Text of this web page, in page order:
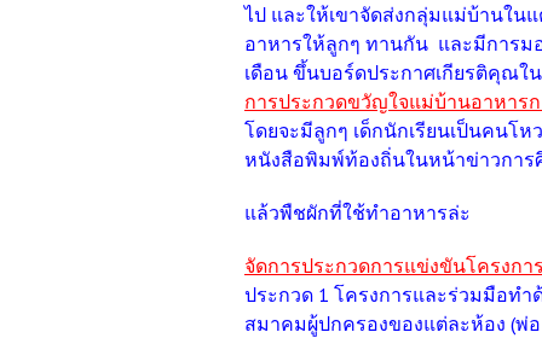
ไป และให้เขาจัดส่งกลุ่มแม่บ้านใน
อาหารให้ลูกๆ ทานกัน และมีการม
เดือน ขึ้นบอร์ดประกาศเกียรติคุณใ
การประกวดขวัญใจแม่บ้านอาหาร
โดยจะมีลูกๆ เด็กนักเรียนเป็นคนโ
หนังสือพิมพ์ท้องถิ่นในหน้าข่าวกา
แล้วพืชผักที่ใช้ทำอาหารล่ะ
จัดการประกวดการแข่งขันโครงกา
ประกวด 1 โครงการและร่วมมือท
สมาคมผู้ปกครองของแต่ละห้อง (พ่